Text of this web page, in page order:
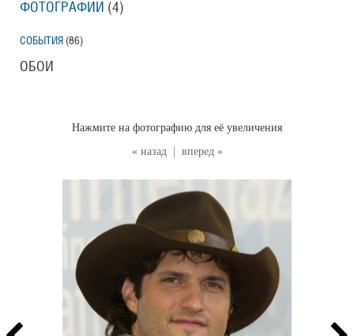
« назад вперед »
Нажмите на фотографию для её увеличения
ФОТОГРАФИИ (4)
СОБЫТИЯ (86)
ОБОИ